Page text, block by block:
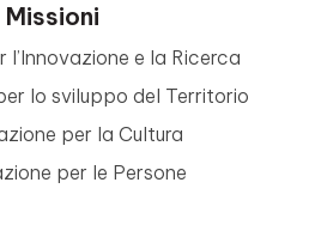
Missioni
l’Innovazione e la Ricerca
lo sviluppo del Territorio
per la Cultura
per le Persone